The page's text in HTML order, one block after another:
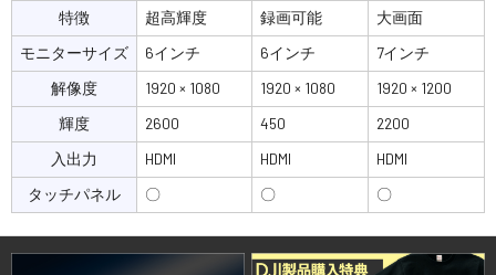
特徴
超高輝度 録画可能
大画面
モニターサイズ
6インチ 6インチ
7インチ
解像度
1920 × 1080 1920 × 1080
1920 × 1200
輝度
2600 450
2200
入出力
HDMI HDMI
HDMI
タッチパネル
〇 〇 〇